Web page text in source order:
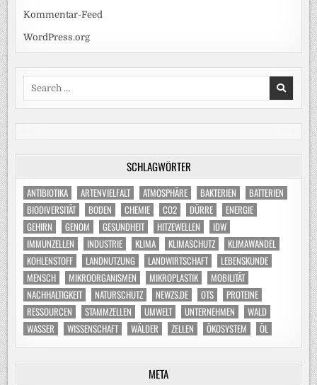
Kommentar-Feed
WordPress.org
Search
SCHLAGWÖRTER
ANTIBIOTIKA ARTENVIELFALT ATMOSPHÄRE BAKTERIEN
BATTERIEN
BIODIVERSITÄT
BODEN CHEMIE CO2 DÜRRE
ENERGIE
GEHIRN
GENOM GESUNDHEIT HITZEWELLEN
IDW
IMMUNZELLEN
INDUSTRIE KLIMA KLIMASCHUTZ
KLIMAWANDEL
KOHLENSTOFF
LANDNUTZUNG LANDWIRTSCHAFT
LEBENSKUNDE
MENSCH
MIKROORGANISMEN MIKROPLASTIK
MOBILITÄT
NACHHALTIGKEIT
NATURSCHUTZ NEWZS.DE OTS
PROTEINE
RESSOURCEN
STAMMZELLEN UMWELT UNTERNEHMEN
WALD
WASSER
WISSENSCHAFT WÄLDER ZELLEN ÖKOSYSTEM ÖL
META